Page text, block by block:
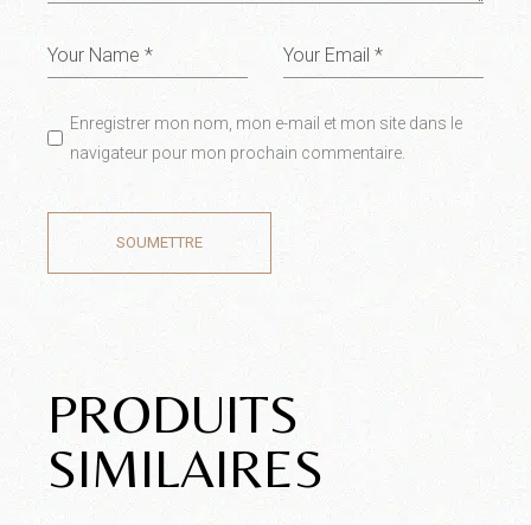
Enregistrer mon nom, mon e-mail et mon site dans le
navigateur pour mon prochain commentaire.
SOUMETTRE
PRODUITS
SIMILAIRES